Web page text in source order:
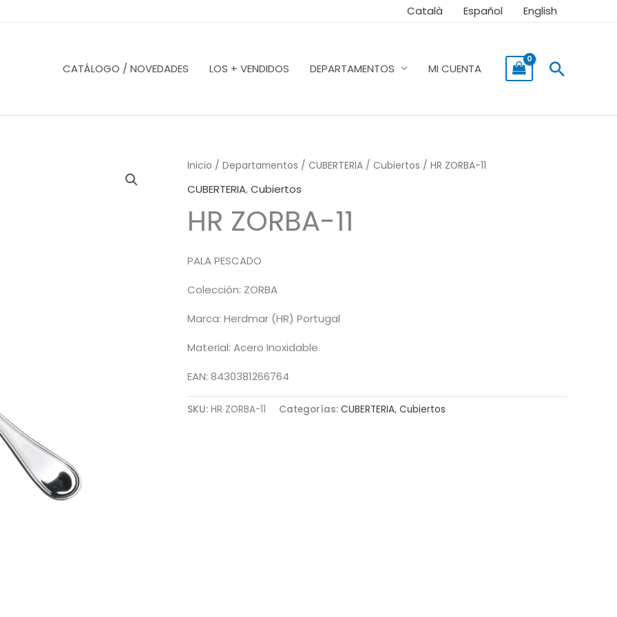
Català Español English
CATÁLOGO / NOVEDADES LOS + VENDIDOS DEPARTAMENTOS MI CUENTA Buscar
Inicio / Departamentos / CUBERTERIA / Cubiertos / HR ZORBA-11
CUBERTERIA,Cubiertos
HR ZORBA-11
PALA PESCADO
Colección: ZORBA
Marca: Herdmar (HR) Portugal
Material: Acero Inoxidable
EAN: 8430381266764
SKU: HR ZORBA-11 Categorías: CUBERTERIA, Cubiertos